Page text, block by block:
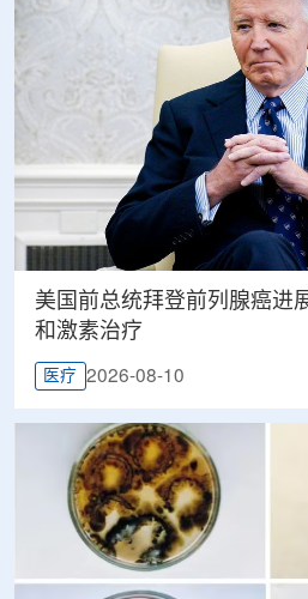
美国前总统拜登前列腺癌进
和激素治疗
医疗 2026-08-10